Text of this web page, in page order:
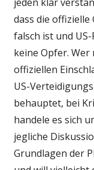
dass die offizielle
falsch ist und
keine Opfer. Wer
offiziellen
US-
behauptet, bei
handele es sich
jegliche
Grundlagen der